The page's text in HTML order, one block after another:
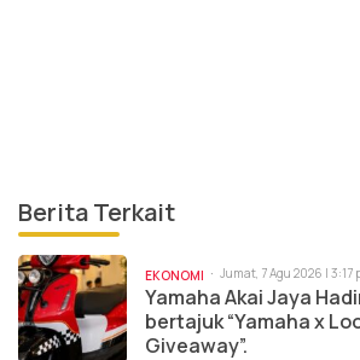
Berita Terkait
EKONOMI Jumat, 7 Agu 2026 | 3:17
Yamaha Akai Jaya
bertajuk “Yamaha x
Giveaway”.